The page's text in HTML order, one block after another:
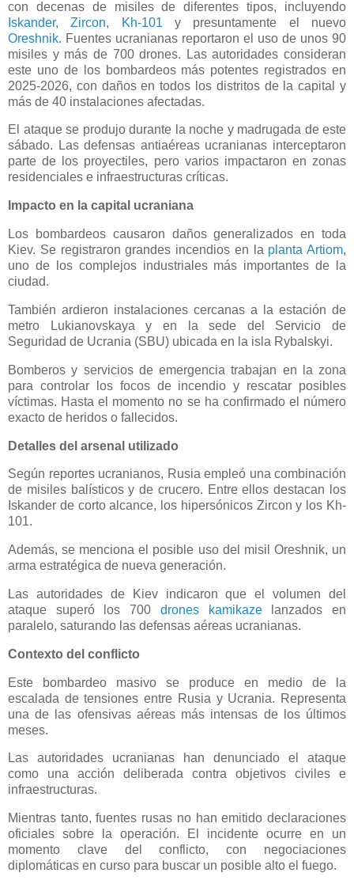
con decenas de misiles de diferentes tipos, incluyendo
Iskander,Zircon, Kh-101 y presuntamente el nuevo
Oreshnik. Fuentes ucranianas reportaron el uso de unos 90
misiles y más de 700 drones. Las autoridades consideran
este uno de los bombardeos más potentes registrados en
2025-2026, con daños en todos los distritos de la capital y
más de 40 instalaciones afectadas.
El ataque se produjo durante la noche y madrugada de este
sábado. Las defensas antiaéreas ucranianas interceptaron
parte de los proyectiles, pero varios impactaron en zonas
residenciales e infraestructuras críticas.
Impacto en la capital ucraniana
Los bombardeos causaron daños generalizados en toda
Kiev. Se registraron grandes incendios en la planta Artiom,
uno de los complejos industriales más importantes de la
ciudad.
También ardieron instalaciones cercanas a la estación de
metro Lukianovskaya y en la sede del Servicio de
Seguridad de Ucrania (SBU) ubicada en la isla Rybalskyi.
Bomberos y servicios de emergencia trabajan en la zona
para controlar los focos de incendio y rescatar posibles
víctimas. Hasta el momento no se ha confirmado el número
exacto de heridos o fallecidos.
Detalles del arsenal utilizado
Según reportes ucranianos, Rusia empleó una combinación
de misiles balísticos y de crucero. Entre ellos destacan los
Iskander de corto alcance, los hipersónicos Zircon y los Kh-
101.
Además, se menciona el posible uso del misil Oreshnik, un
arma estratégica de nueva generación.
Las autoridades de Kiev indicaron que el volumen del
ataque superó los 700 drones kamikazelanzados en
paralelo, saturando las defensas aéreas ucranianas.
Contexto del conflicto
Este bombardeo masivo se produce en medio de la
escalada de tensiones entre Rusia y Ucrania. Representa
una de las ofensivas aéreas más intensas de los últimos
meses.
Las autoridades ucranianas han denunciado el ataque
como una acción deliberada contra objetivos civiles e
infraestructuras.
Mientras tanto, fuentes rusas no han emitido declaraciones
oficiales sobre la operación. El incidente ocurre en un
momento clave del conflicto, con negociaciones
diplomáticas en curso para buscar un posible alto el fuego.